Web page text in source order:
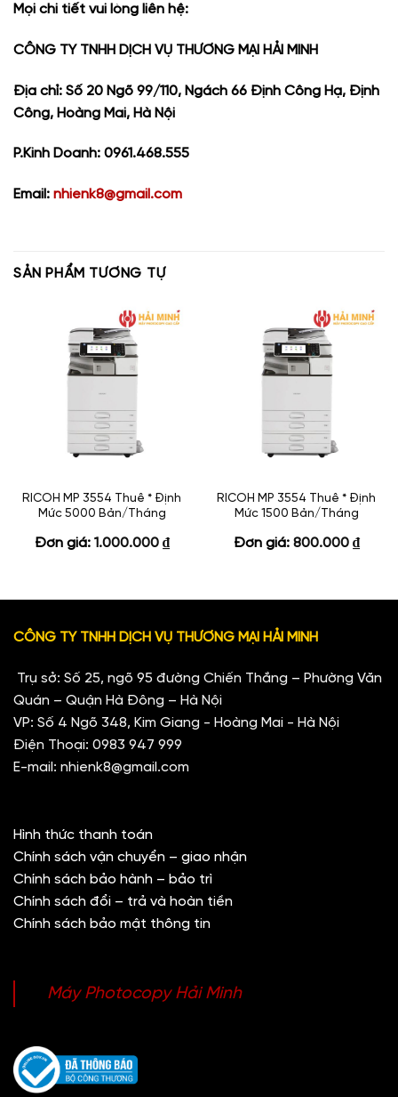
Mọi chi tiết vui lòng liên hệ:
CÔNG TY TNHH DỊCH VỤ THƯƠNG MẠI HẢI MINH
Địa chỉ: Số 20 Ngõ 99/110, Ngách 66 Định Công Hạ, Định
Công, Hoàng Mai, Hà Nội
P.Kinh Doanh: 0961.468.555
Email: nhienk8@gmail.com
SẢN PHẨM TƯƠNG TỰ
RICOH MP 3554 Thuê * Định
Mức 5000 Bản/Tháng
Đơn giá: 1.000.000 ₫
RICOH MP 3554 Thuê * Định
Mức 1500 Bản/Tháng
Đơn giá: 800.000 ₫
CÔNG TY TNHH DỊCH VỤ THƯƠNG MẠI HẢI MINH
Trụ sở: Số 25, ngõ 95 đường Chiến Thắng – Phường Văn
Quán – Quận Hà Đông – Hà Nội
VP: Số 4 Ngõ 348, Kim Giang - Hoàng Mai - Hà Nội
Điện Thoại: 0983 947 999
E-mail: nhienk8@gmail.com
Hình thức thanh toán
Chính sách vận chuyển – giao nhận
Chính sách bảo hành – bảo trì
Chính sách đổi – trả và hoàn tiền
Chính sách bảo mật thông tin
Máy Photocopy Hải Minh